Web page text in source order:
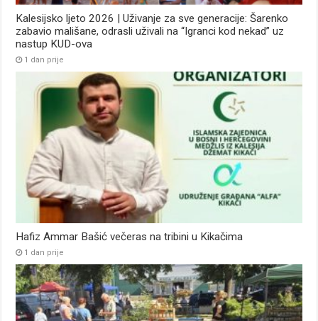
Kalesijsko ljeto 2026 | Uživanje za sve generacije: Šarenko
zabavio mališane, odrasli uživali na “Igranci kod nekad” uz
nastup KUD-ova
1 dan prije
Hafiz Ammar Bašić večeras na tribini u Kikačima
1 dan prije